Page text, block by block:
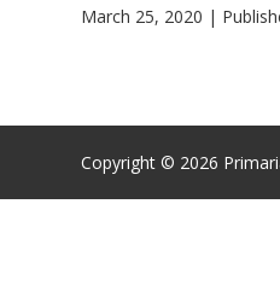
March 25, 2020 |
Copyright © 2026